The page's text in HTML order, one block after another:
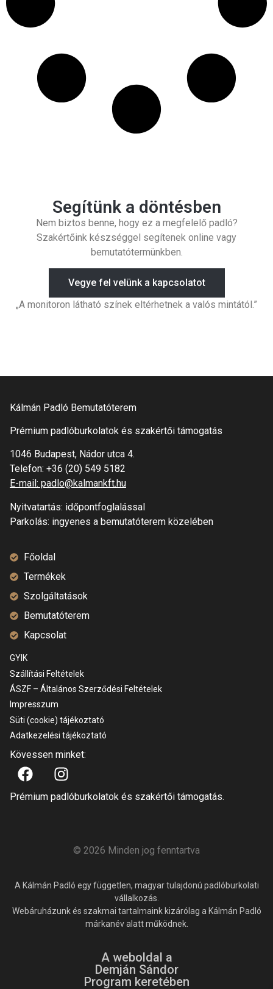
Segítünk a döntésben
Nem biztos benne, hogy ez a megfelelő padló?
Szakértőink készséggel segítenek online vagy
bemutatótermünkben.
Vegye fel velünk a kapcsolatot
„A monitoron látható színek eltérhetnek a valós mintától.”
Kálmán Padló Bemutatóterem
Prémium padlóburkolatok és szakértői támogatás
1046 Budapest, Nádor utca 4.
Telefon: +36 (20) 549 5182
E-mail: padlo@kalmankft.hu
Nyitvatartás: időpontfoglalással
Parkolás: ingyenes a bemutatóterem közelében
Főoldal
Termékek
Szolgáltatások
Bemutatóterem
Kapcsolat
GYIK
Szállítási Feltételek
ÁSZF – Általános Szerződési Feltételek
Impresszum
Süti (cookie) tájékoztató
Adatkezelési tájékoztató
Kövessen minket:
Prémium padlóburkolatok és szakértői támogatás.
© 2026 Minden jog fenntartva
A Kálmán Padló egy független, magyar tulajdonú padlóburkolati
vállalkozás.
Webáruházunk és szakmai tartalmaink kizárólag a Kálmán Padló
márkanév alatt működnek.
A weboldal a
Demján Sándor
Program keretében